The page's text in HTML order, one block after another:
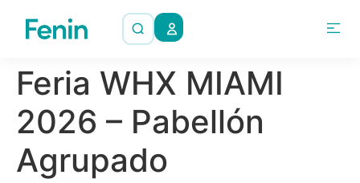
Feria WHX MIAMI
2026 – Pabellón
Agrupado